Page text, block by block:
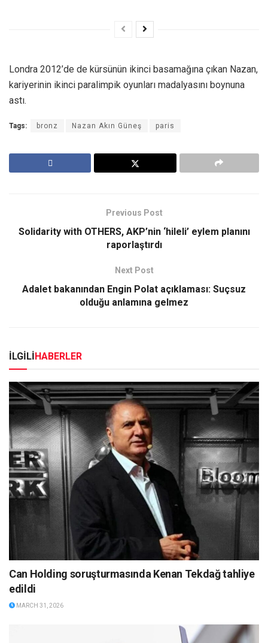
Londra 2012’de de kürsünün ikinci basamağına çıkan Nazan,
kariyerinin ikinci paralimpik oyunları madalyasını boynuna
astı.
Tags: bronz Nazan Akın Güneş paris
Previous Post
Solidarity with OTHERS, AKP’nin ‘hileli’ eylem planını
raporlaştırdı
Next Post
Adalet bakanından Engin Polat açıklaması: Suçsuz
olduğu anlamına gelmez
İLGİLİHABERLER
Can Holding soruşturmasında Kenan Tekdağ tahliye
edildi
MARCH 31, 2026